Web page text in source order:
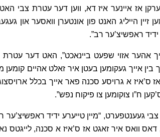
אז איינער איז דא, ווען דער עטרת צבי
זיין הייליג האנט פון אונטערן וואסער און
ידיד ראפשיצ’ער רב”.
אהער אזוי שפעט ביינאכט”, האט דער
בין אייך געקומען בעטן איר זאלט אהיים קומען
ס’איז א גרויסע סכנה פאר אייך בכלל
ח”ו צוקומען צו פיקוח נפש”.
געענטפערט, “מיין טייערע ידיד ראפשיצ’ער
וואס איר זאגט אז ס’איז א סכנה, לייגטס